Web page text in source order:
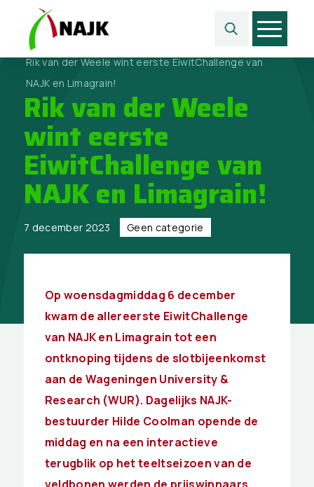
Home >
Rik van der Weele wint eerste EiwitChallenge van
NAJK en Limagrain!
Rik van der Weele
wint eerste
EiwitChallenge van
NAJK en Limagrain!
7 december 2023 Geen categorie
Op woensdagmiddag 6 december
kwam de allereerste EiwitChallenge
van NAJK en Limagrain tot een
ontknoping tijdens de slotbijeenkomst
aan de Wageningen University &
Research (WUR). Dagelijks NAJK-
bestuurder Hilde Coolman opende de
middag en na een interactieve
terugblik op het teeltseizoen van de
veldbonen werden de prijswinnaars